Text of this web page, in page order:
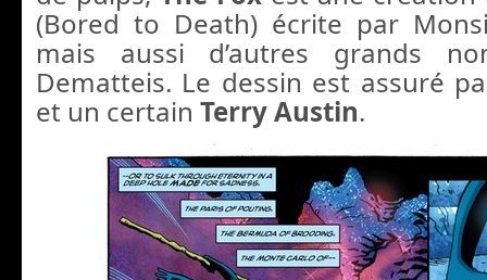
(Bored to Death) écrite par
mais aussi d’autres grands
Dematteis. Le dessin est assuré
et un certain Terry Austin.